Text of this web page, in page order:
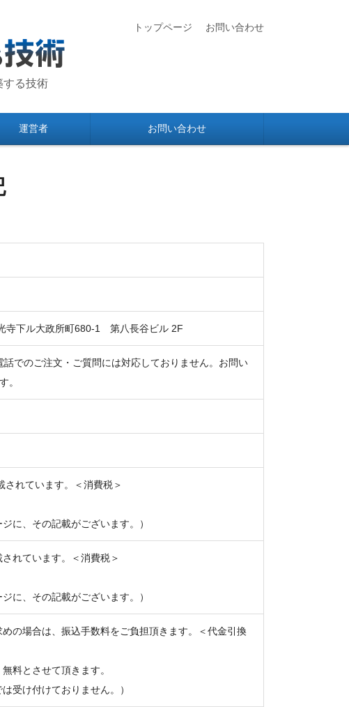
する技術
トップページ お問い合わせ
運営者 お問い合わせ
寺下ル大政所町680-1 第八長谷ビル 2F
でのご注文・ご質問には対応しておりません。お問い
。
れています。＜消費税＞
に、その記載がございます。）
れています。＜消費税＞
に、その記載がございます。）
の場合は、振込手数料をご負担頂きます。＜代金引換
料とさせて頂きます。
受け付けておりません。）